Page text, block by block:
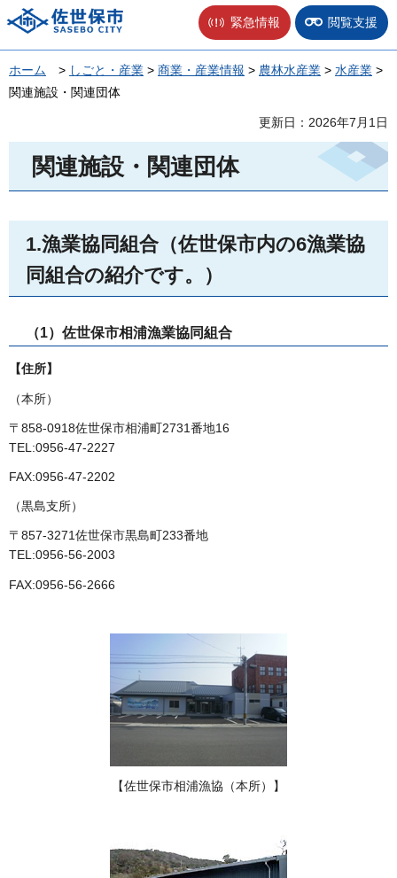
佐世保市 緊急情報 閲覧支援
ホーム > しごと・産業 > 商業・産業情報 > 農林水産業 > 水産業 >
関連施設・関連団体
更新日：2026年7月1日
関連施設・関連団体
1.漁業協同組合（佐世保市内の6漁業協
同組合の紹介です。）
（1）佐世保市相浦漁業協同組合
【住所】
（本所）
〒858-0918佐世保市相浦町2731番地16
TEL:0956-47-2227
FAX:0956-47-2202
（黒島支所）
〒857-3271佐世保市黒島町233番地
TEL:0956-56-2003
FAX:0956-56-2666
【佐世保市相浦漁協（本所）】